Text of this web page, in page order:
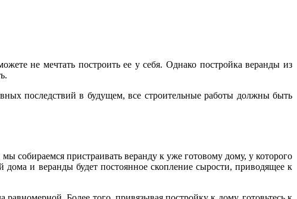
не мечтать построить ее у себя. Однако постройка веранды из
последствий в будущем, все строительные работы должны быть
собираемся пристраивать веранду к уже готовому дому, у которого
и веранды будет постоянное скопление сырости, приводящее к